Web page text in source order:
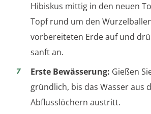
Hibiskus mittig in den neuen
Topf rund um den
vorbereiteten Erde auf und
sanft an.
Erste Bewässerung: Gießen
gründlich, bis das Wasser aus
Abflusslöchern austritt.